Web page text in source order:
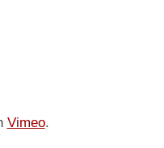
Vimeo.